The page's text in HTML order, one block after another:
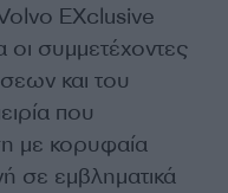
EXclusive
συμμετέχοντες
και του
που
με κορυφαία
σε εμβληματικά